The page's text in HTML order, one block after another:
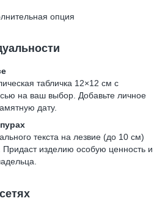
опция
табличка 12×12 см с
на ваш выбор. Добавьте личное
дату.
текста на лезвие (до 10 см)
изделию особую ценность и